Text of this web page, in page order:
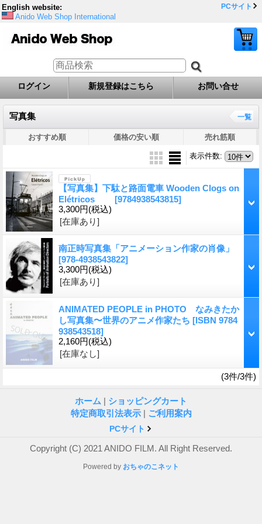
English website:
Anido Web Shop International
PCサイト
ログイン 新規登録はこちら お問い合せ
写真集 一覧
おすすめ順 価格の安い順 売れ筋順
表示件数:
【写真集】下駄と路面電車 Wooden Clogs on
Elétricos [9784938543815]
3,300円(税込)
[在庫あり]
南正時写真集「アニメーション作家の肖像」
[978-4938543822]
3,300円(税込)
[在庫あり]
ANIMATED PEOPLE in PHOTO なみきたか
し写真集〜世界のアニメ作家たち [ISBN 9784
938543518]
2,160円(税込)
[在庫なし]
(3件/3件)
ホーム | ショッピングカート
特定商取引法表示 | ご利用案内
PCサイト
Copyright (C) 2021 ANIDO FILM. All Right Reserved.
Powered by おちゃのこネット